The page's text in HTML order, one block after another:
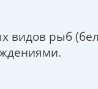
видов рыб